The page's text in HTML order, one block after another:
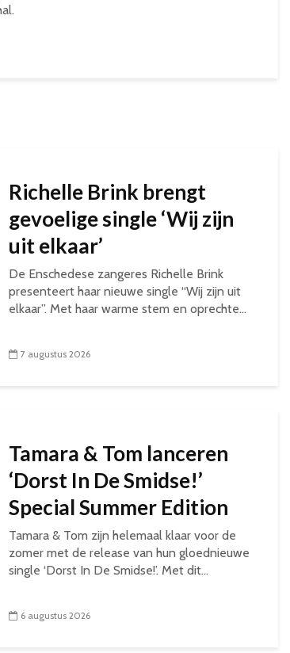
Richelle Brink brengt
gevoelige single ‘Wij zijn
uit elkaar’
De Enschedese zangeres Richelle Brink
presenteert haar nieuwe single “Wij zijn uit
elkaar”. Met haar warme stem en oprechte...
7 augustus 2026
Tamara & Tom lanceren
‘Dorst In De Smidse!’
Special Summer Edition
Tamara & Tom zijn helemaal klaar voor de
zomer met de release van hun gloednieuwe
single ‘Dorst In De Smidse!’. Met dit...
6 augustus 2026